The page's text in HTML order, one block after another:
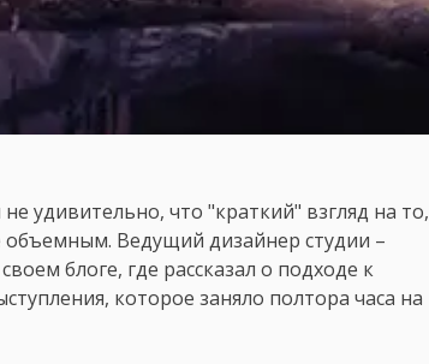
удивительно, что "краткий" взгляд на то,
объемным. Ведущий дизайнер студии –
блоге, где рассказал о подходе к
которое заняло полтора часа на